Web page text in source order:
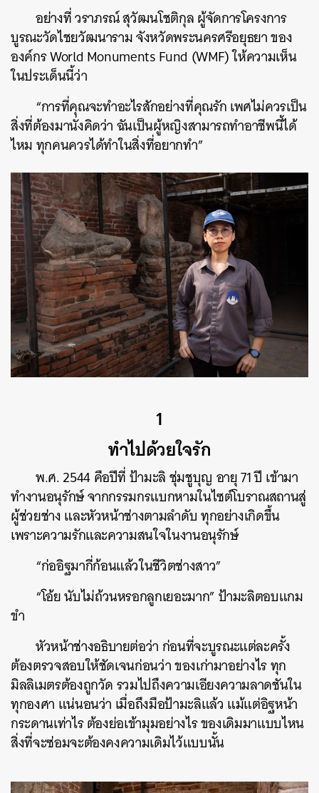
อย่างที่ วราภรณ์ สุวัฒนโชติกุล ผู้จัดการโครงการ
บูรณะวัดไชยวัฒนาราม จังหวัดพระนครศรีอยุธยา ของ
องค์กร World Monuments Fund (WMF) ให้ความเห็น
ในประเด็นนี้ว่า
“การที่คุณจะทำอะไรสักอย่างที่คุณรัก เพศไม่ควรเป็น
สิ่งที่ต้องมานั่งคิดว่า ฉันเป็นผู้หญิงสามารถทำอาชีพนี้ได้
ไหม ทุกคนควรได้ทำในสิ่งที่อยากทำ”
1
ทำไปด้วยใจรัก
พ.ศ. 2544 คือปีที่ ป้ามะลิ ชุ่มชูบุญ อายุ 71 ปี เข้ามา
ทำงานอนุรักษ์ จากกรรมกรแบกหามในไซต์โบราณสถานสู่
ผู้ช่วยช่าง และหัวหน้าช่างตามลำดับ ทุกอย่างเกิดขึ้น
เพราะความรักและความสนใจในงานอนุรักษ์
“ก่ออิฐมากี่ก้อนแล้วในชีวิตช่างสาว”
“โอ้ย นับไม่ถ้วนหรอกลูกเยอะมาก” ป้ามะลิตอบแกม
ขำ
หัวหน้าช่างอธิบายต่อว่า ก่อนที่จะบูรณะแต่ละครั้ง
ต้องตรวจสอบให้ชัดเจนก่อนว่า ของเก่ามาอย่างไร ทุก
มิลลิเมตรต้องถูกวัด รวมไปถึงความเอียงความลาดชันใน
ทุกองศา แน่นอนว่า เมื่อถึงมือป้ามะลิแล้ว แม้แต่อิฐหน้า
กระดานเท่าไร ต้องย่อเข้ามุมอย่างไร ของเดิมมาแบบไหน
สิ่งที่จะซ่อมจะต้องคงความเดิมไว้แบบนั้น